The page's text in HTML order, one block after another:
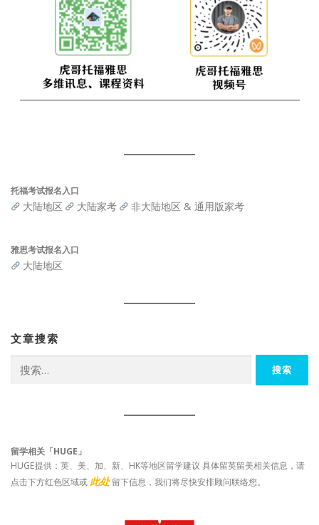
托福考试报名入口
大陆地区 大陆家考 非大陆地区 & 通用版家考
雅思考试报名入口
大陆地区
文章搜索
索：
留学相关「HUGE」
HUGE提供：英、美、加、新、HK等地区留学建议 具体留英留美相关信息，请
点击下方红色区域或 此处 留下信息，我们将尽快安排顾问联络您。